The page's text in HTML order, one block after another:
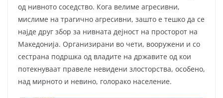
од нивното соседство. Кога велиме агресивни,
мислиме на трагично агресивни, зашто е тешко да се
најде друг збор за нивната дејност на просторот на
Македонија. Организирани во чети, вооружени и со
сестрана подршка од владите на државите од кои
потекнуваат правеле невидени злосторства, особено,
над мирното и невино, голорако население.